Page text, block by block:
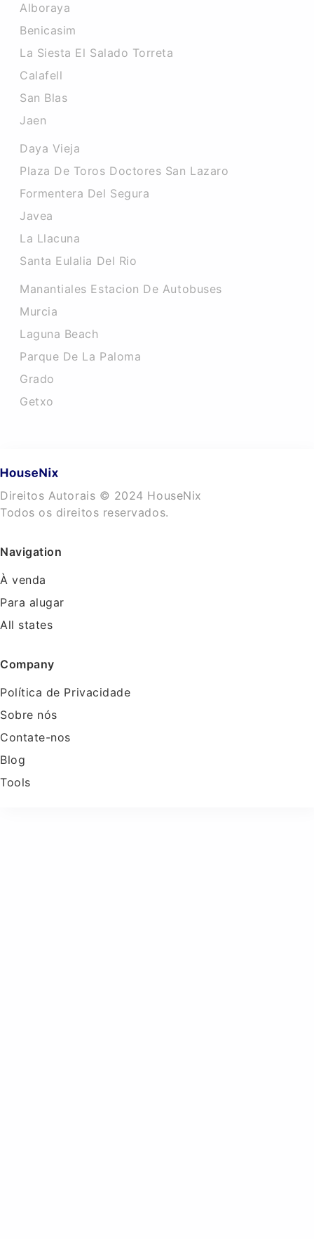
Alboraya
Benicasim
La Siesta El Salado Torreta
Calafell
San Blas
Jaen
Daya Vieja
Plaza De Toros Doctores San Lazaro
Formentera Del Segura
Javea
La Llacuna
Santa Eulalia Del Rio
Manantiales Estacion De Autobuses
Murcia
Laguna Beach
Parque De La Paloma
Grado
Getxo
Direitos Autorais © 2024 HouseNix
Todos os direitos reservados.
Navigation
À venda
Para alugar
All states
Company
Política de Privacidade
Sobre nós
Contate-nos
Blog
Tools